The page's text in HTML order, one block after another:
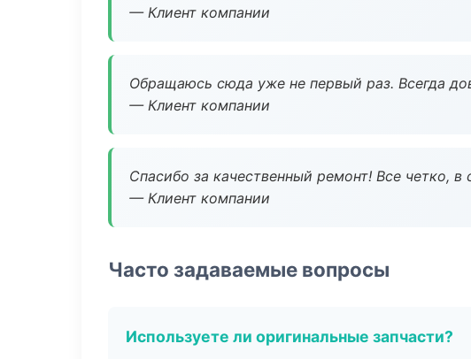
— Клиент компании
Обращаюсь сюда уже не первый раз. Всегда
— Клиент компании
Спасибо за качественный ремонт! Все четко,
— Клиент компании
Часто задаваемые вопросы
Используете ли оригинальные запчасти?